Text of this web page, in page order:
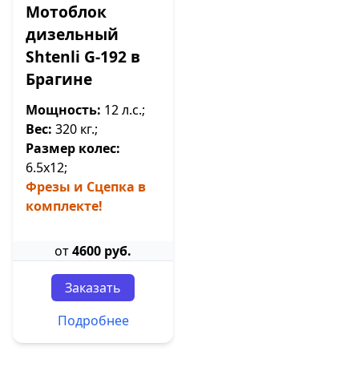
Мотоблок
дизельный
Shtenli G-192 в
Брагине
Мощность: 12 л.с.;
Вес: 320 кг.;
Размер колес:
6.5х12;
Фрезы и Сцепка в
комплекте!
от4600 руб.
Заказать
Подробнее